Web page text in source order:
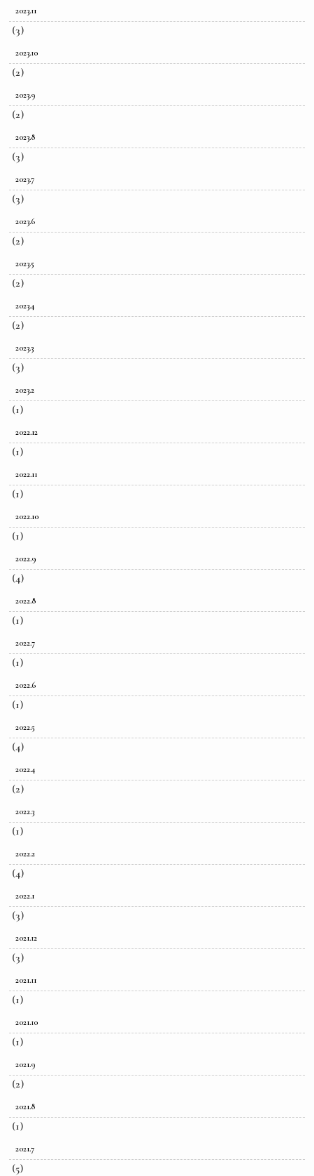
2023.11
(3)
2023.10
(2)
2023.9
(2)
2023.8
(3)
2023.7
(3)
2023.6
(2)
2023.5
(2)
2023.4
(2)
2023.3
(3)
2023.2
(1)
2022.12
(1)
2022.11
(1)
2022.10
(1)
2022.9
(4)
2022.8
(1)
2022.7
(1)
2022.6
(1)
2022.5
(4)
2022.4
(2)
2022.3
(1)
2022.2
(4)
2022.1
(3)
2021.12
(3)
2021.11
(1)
2021.10
(1)
2021.9
(2)
2021.8
(1)
2021.7
(5)